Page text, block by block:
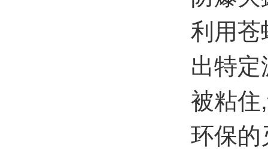
利用苍
出特
被粘住
环保的